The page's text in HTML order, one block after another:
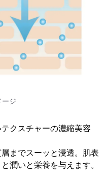
ージ
クスチャーの濃縮美容
までスーッと浸透。肌表
潤いと栄養を与えます。